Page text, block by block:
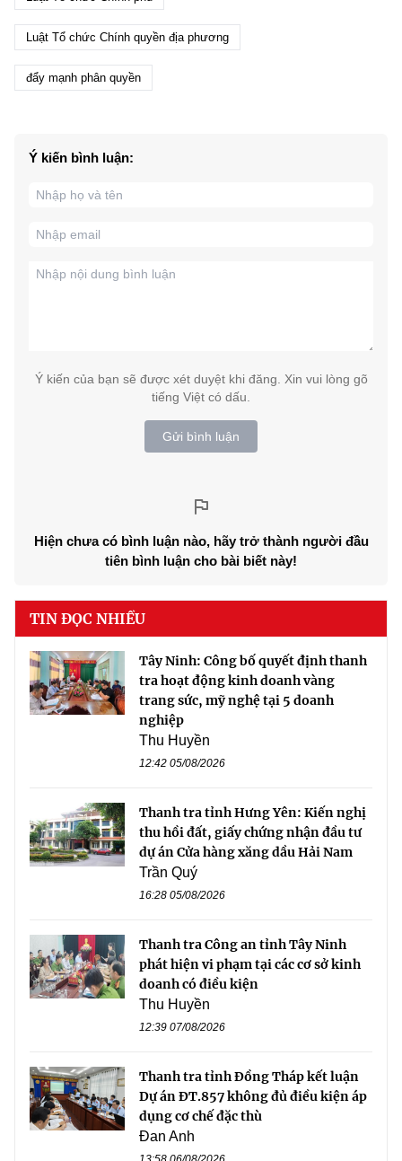
Luật Tổ chức Chính quyền địa phương
đẩy mạnh phân quyền
Ý kiến bình luận:
Ý kiến của bạn sẽ được xét duyệt khi đăng. Xin vui lòng gõ
tiếng Việt có dấu.
Gửi bình luận
Hiện chưa có bình luận nào, hãy trở thành người đầu
tiên bình luận cho bài biết này!
TIN ĐỌC NHIỀU
Tây Ninh: Công bố quyết định thanh
tra hoạt động kinh doanh vàng
trang sức, mỹ nghệ tại 5 doanh
nghiệp
Thu Huyền
12:42 05/08/2026
Thanh tra tỉnh Hưng Yên: Kiến nghị
thu hồi đất, giấy chứng nhận đầu tư
dự án Cửa hàng xăng dầu Hải Nam
Trần Quý
16:28 05/08/2026
Thanh tra Công an tỉnh Tây Ninh
phát hiện vi phạm tại các cơ sở kinh
doanh có điều kiện
Thu Huyền
12:39 07/08/2026
Thanh tra tỉnh Đồng Tháp kết luận
Dự án ĐT.857 không đủ điều kiện áp
dụng cơ chế đặc thù
Đan Anh